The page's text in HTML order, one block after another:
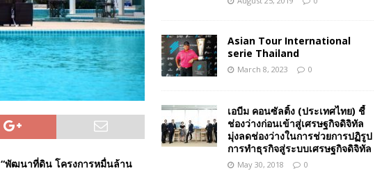
“พัฒนาที่ดิน โครงการหมื่นล้าน
Asian Tour International
serie Thailand
March 8, 2023 0
เอบีม คอนซัลติ้ง (ประเทศไทย) ชี้
ช่องว่างก่อนเข้าสู่เศรษฐกิจดิจิทัล
มุ่งลดช่องว่างในการช่วยการปฏิรูป
การทำธุรกิจสู่ระบบเศรษฐกิจดิจิทัล
May 30, 2018 0